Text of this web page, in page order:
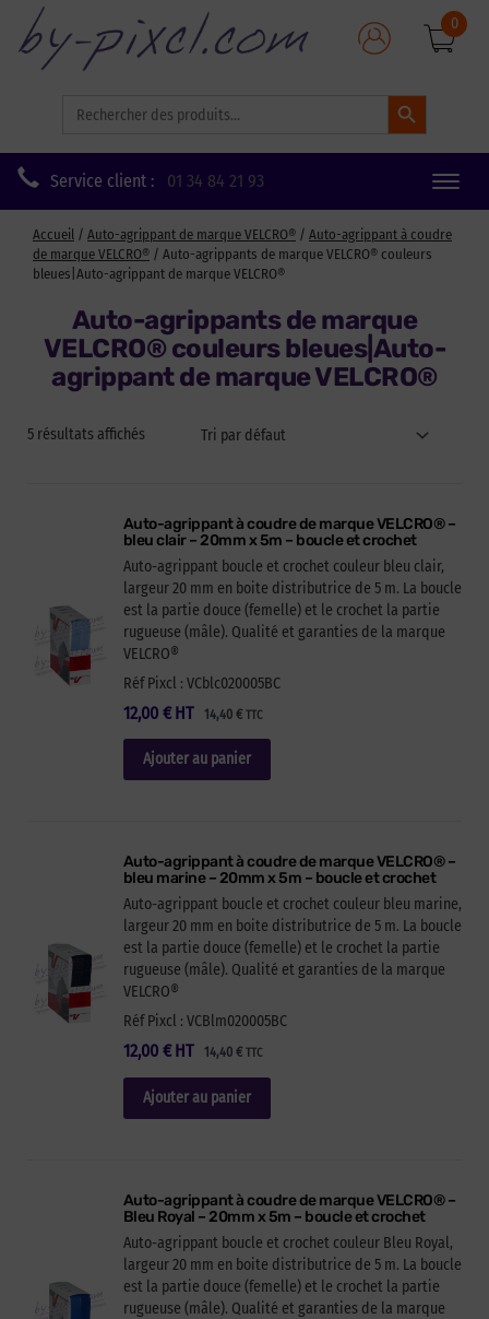
for:
Search Button
0
Service client : 01 34 84 21 93
Toggle
Accueil / Auto-agrippant de marque VELCRO® / Auto-agrippant à coudre
de marque VELCRO® / Auto-agrippants de marque VELCRO® couleurs
bleues|Auto-agrippant de marque VELCRO®
Auto-agrippants de marque
VELCRO® couleurs bleues|Auto-
agrippant de marque VELCRO®
5 résultats affichés
Auto-agrippant à coudre de marque VELCRO® –
bleu clair – 20mm x 5m – boucle et crochet
Auto-agrippant boucle et crochet couleur bleu clair,
largeur 20 mm en boite distributrice de 5 m. La boucle
est la partie douce (femelle) et le crochet la partie
rugueuse (mâle). Qualité et garanties de la marque
VELCRO®
Réf Pixcl : VCblc020005BC
12,00 € 14,40 €TTC
HT
Ajouter au panier
Auto-agrippant à coudre de marque VELCRO® –
bleu marine – 20mm x 5m – boucle et crochet
Auto-agrippant boucle et crochet couleur bleu marine,
largeur 20 mm en boite distributrice de 5 m. La boucle
est la partie douce (femelle) et le crochet la partie
rugueuse (mâle). Qualité et garanties de la marque
VELCRO®
Réf Pixcl : VCBlm020005BC
12,00 € 14,40 €TTC
HT
Ajouter au panier
Auto-agrippant à coudre de marque VELCRO® –
Bleu Royal – 20mm x 5m – boucle et crochet
Auto-agrippant boucle et crochet couleur Bleu Royal,
largeur 20 mm en boite distributrice de 5 m. La boucle
est la partie douce (femelle) et le crochet la partie
rugueuse (mâle). Qualité et garanties de la marque